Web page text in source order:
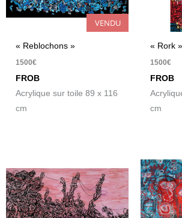
VENDU
« Reblochons »
1500€
FROB
Acrylique sur toile 89 x 116
cm
« Rork »
1500€
FROB
cm